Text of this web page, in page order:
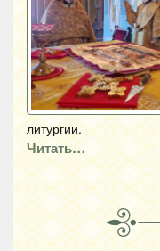
литургии.
Читать…